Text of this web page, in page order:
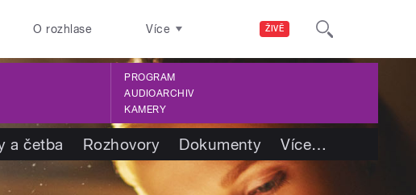
ŽIVĚ
O rozhlase Více
PROGRAM
AUDIOARCHIV
KAMERY
a četba Rozhovory Dokumenty Více…